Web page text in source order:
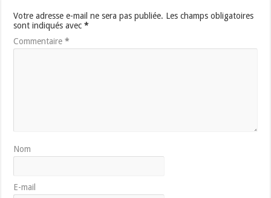
Votre adresse e-mail ne sera pas publiée. Les champs obligatoires
sont indiqués avec*
Commentaire*
Nom
E-mail